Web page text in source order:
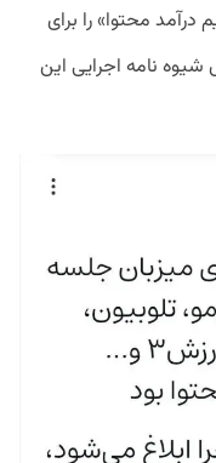
محتوا» را برای
نامه اجرایی این